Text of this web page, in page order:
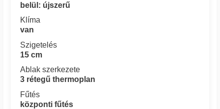
belül: újszerű
Klíma
van
Szigetelés
15 cm
Ablak szerkezete
3 rétegű thermoplan
Fűtés
központi fűtés